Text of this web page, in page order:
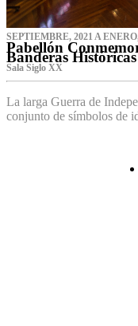
SEPTIEMBRE, 2021 A
Pabellón
Banderas Históricas
Sala Siglo XX
La larga Guerra de
conjunto de símbolos de